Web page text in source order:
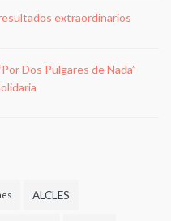
extraordinarios
Dos Pulgares de Nada”
ALCLES